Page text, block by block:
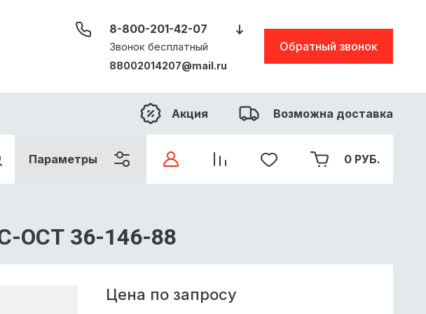
8-800-201-42-07
Звонок бесплатный
88002014207@mail.ru
Обратный звонок
Акция Возможна доставка
Параметры 0 РУБ.
ОСТ 36-146-88
Цена по запросу